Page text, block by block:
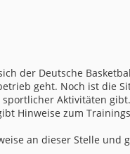
der Deutsche
geht. Noch ist die
Aktivitäten
Hinweise zum
an dieser Stelle und